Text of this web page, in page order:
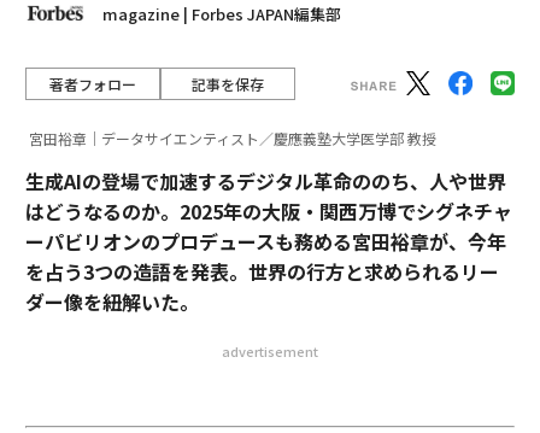
magazine | Forbes JAPAN編集部
著者フォロー 記事を保存
宮田裕章｜データサイエンティスト／慶應義塾大学医学部 教授
生成AIの登場で加速するデジタル革命ののち、人や世界
はどうなるのか。2025年の大阪・関西万博でシグネチャ
ーパビリオンのプロデュースも務める宮田裕章が、今年
を占う3つの造語を発表。世界の行方と求められるリー
ダー像を紐解いた。
advertisement